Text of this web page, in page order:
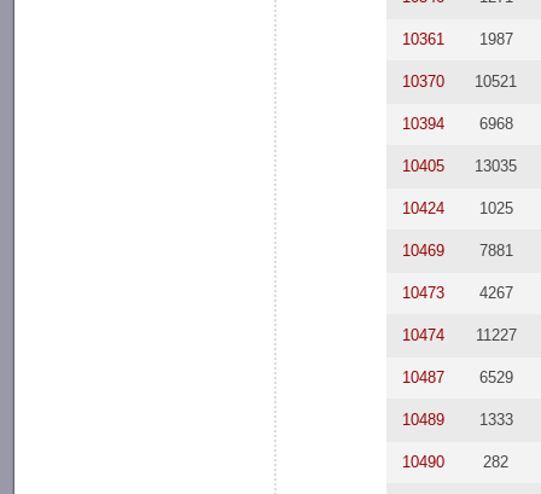
10361 1987
10370 10521
10394 6968
10405 13035
10424 1025
10469 7881
10473 4267
10474 11227
10487 6529
10489 1333
10490 282